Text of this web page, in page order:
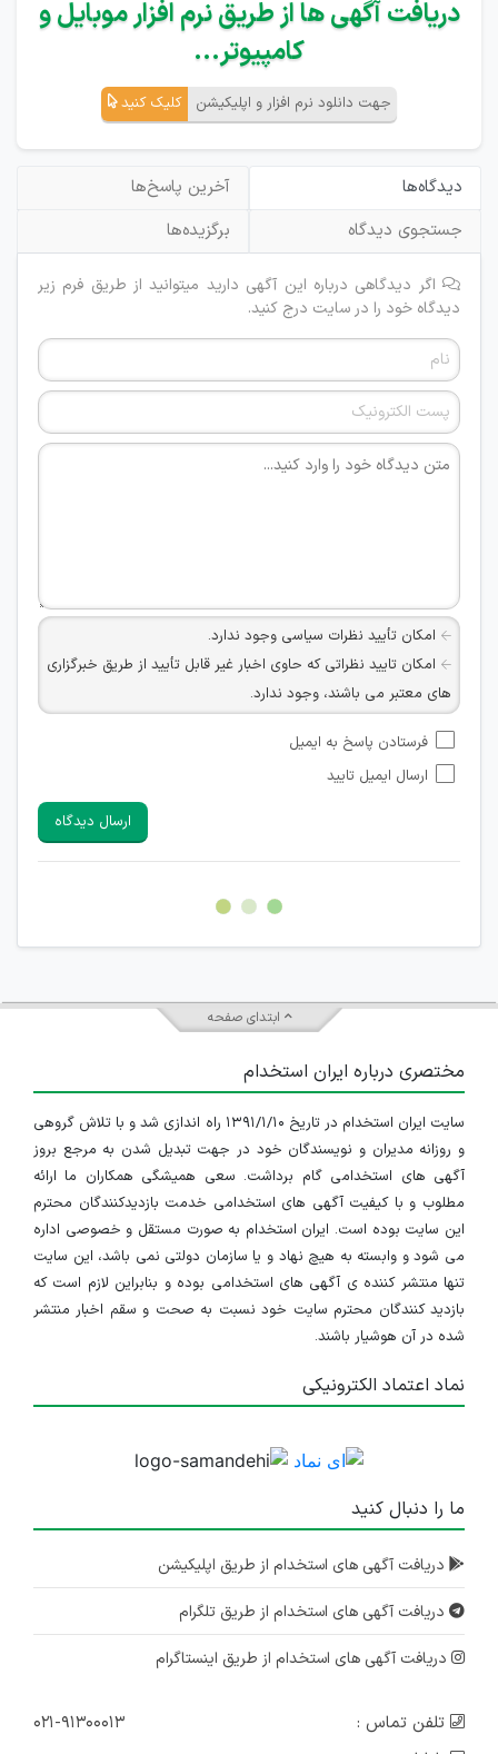
دریافت آگهی ها از طریق نرم افزار موبایل و
کامپیوتر...
جهت دانلود نرم افزار و اپلیکیشن کلیک کنید
دیدگاه‌ها
آخرین پاسخ‌ها
جستجوی دیدگاه
برگزیده‌ها
اگر دیدگاهی درباره این آگهی دارید میتوانید از طریق فرم زیر
دیدگاه خود را در سایت درج کنید.
امکان تأیید نظرات سیاسی وجود ندارد.
امکان تایید نظراتی که حاوی اخبار غیر قابل تأیید از طریق خبرگزاری
های معتبر می باشند، وجود ندارد.
شبکه های مجازی ارتباطی می باشند وجود ندارد.
امکان تأیید نظرات کاربرانی که به هر طریقی قصد مأیوس کردن
هرگونه تحریک، تحقیر و کنایه به سایر افراد (مسئول و غیر مسئول)
غیر مجاز می باشد.
امکان هماهنگی برای هرگونه ملاقات حضوری چه به صورت دسته
فرستادن پاسخ به ایمیل
ارسال ایمیل تایید
ارسال دیدگاه
ابتدای صفحه
مختصری درباره ایران استخدام
سایت ایران استخدام در تاریخ ۱۳۹۱/۱/۱۰ راه اندازی شد و با تلاش گروهی
و روزانه مدیران و نویسندگان خود در جهت تبدیل شدن به مرجع بروز
آگهی های استخدامی گام برداشت. سعی همیشگی همکاران ما ارائه
مطلوب و با کیفیت آگهی های استخدامی خدمت بازدیدکنندگان محترم
این سایت بوده است. ایران استخدام به صورت مستقل و خصوصی اداره
می شود و وابسته به هیچ نهاد و یا سازمان دولتی نمی باشد، این سایت
تنها منتشر کننده ی آگهی های استخدامی بوده و بنابراین لازم است که
بازدید کنندگان محترم سایت خود نسبت به صحت و سقم اخبار منتشر
شده در آن هوشیار باشند.
نماد اعتماد الکترونیکی
ما را دنبال کنید
دریافت آگهی های استخدام از طریق اپلیکیشن
دریافت آگهی های استخدام از طریق تلگرام
دریافت آگهی های استخدام از طریق اینستاگرام
تلفن تماس :
۰۲۱-۹۱۳۰۰۰۱۳